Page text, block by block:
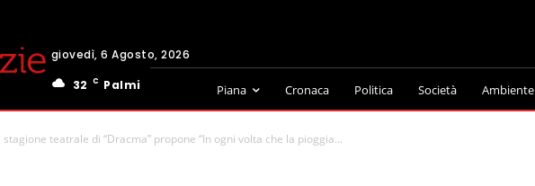
giovedì, 6 Agosto, 2026
32
C Palmi Piana Cronaca Politica Società Ambiente
stagione teatrale di “Dracma” propone “In ogni volta che la pioggia...